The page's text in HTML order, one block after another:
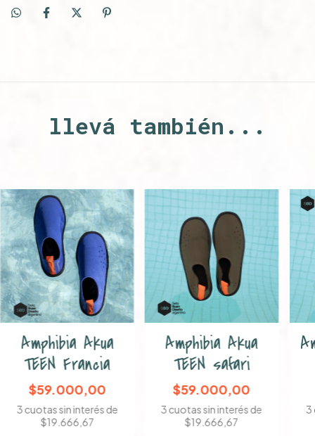
llevá también...
Amphibia Akua
TEEN Francia
$59.000,00
3cuotas sin interés de
$19.666,67
Amphibia Akua
TEEN safari
$59.000,00
3cuotas sin interés de
$19.666,67
3